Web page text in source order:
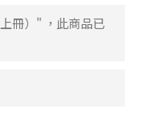
冊）" ，此商品已